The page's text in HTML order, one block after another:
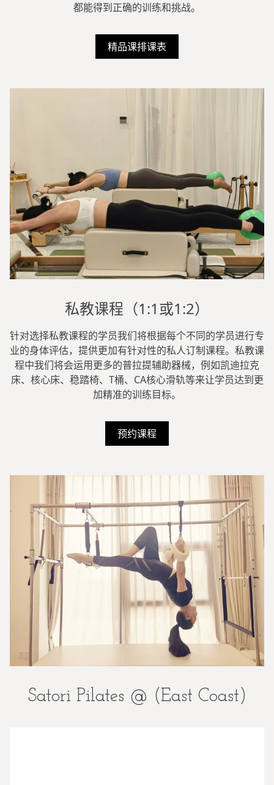
都能得到正确的训练和挑战。
精品课排课表
私教课程（1:1或1:2）
针对选择私教课程的学员我们将根据每个不同的学员进行专
业的身体评估，提供更加有针对性的私人订制课程。私教课
程中我们将会运用更多的普拉提辅助器械，例如凯迪拉克
床、核心床、稳踏椅、T桶、CA核心滑轨等来让学员达到更
加精准的训练目标。
预约课程
Satori Pilates @ (East Coast)